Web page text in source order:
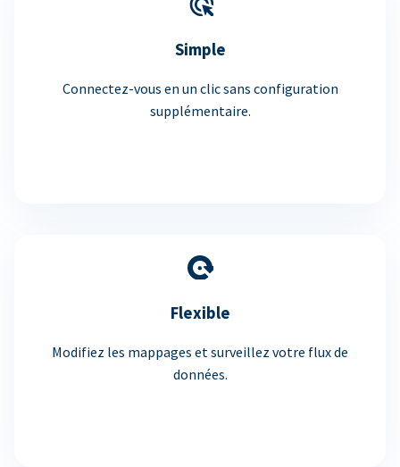
Simple
Connectez-vous en un clic sans configuration
supplémentaire.
Flexible
Modifiez les mappages et surveillez votre flux de
données.